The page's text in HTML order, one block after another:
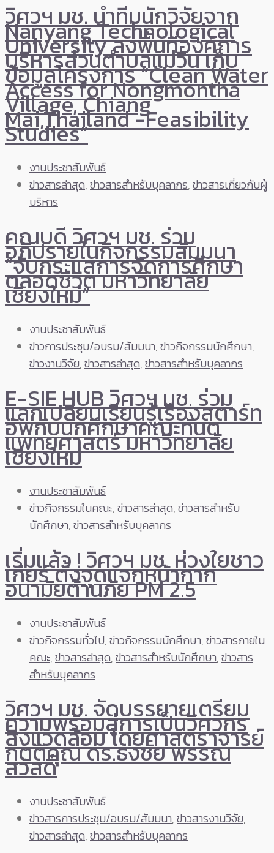
วิศวฯ มช. นำทีมนักวิจัยจาก
Nanyang Technological
University ลงพื้นที่องค์การ
บริหารส่วนตำบลแม่วิน เก็บ
ข้อมูลโครงการ “Clean Water
Access for Nongmontha
Village, Chiang
Mai,Thailand -Feasibility
Studies”
งานประชาสัมพันธ์
ข่าวสารล่าสุด,ข่าวสารสำหรับบุคลากร,ข่าวสารเกี่ยวกับผู้
บริหาร
คณบดี วิศวฯ มช. ร่วม
อภิปรายในกิจกรรมสัมมนา
“จับกระแสการจัดการศึกษา
ตลอดชีวิต มหาวิทยาลัย
เชียงใหม่”
งานประชาสัมพันธ์
ข่าวการประชุม/อบรม/สัมมนา,ข่าวกิจกรรมนักศึกษา,
ข่าวงานวิจัย,ข่าวสารล่าสุด,ข่าวสารสำหรับบุคลากร
E-SIE HUB วิศวฯ มช. ร่วม
แลกเปลี่ยนเรียนรู้เรื่องสตาร์ท
อัพกับนักศึกษาคณะทันต
แพทยศาสตร์ มหาวิทยาลัย
เชียงใหม่
งานประชาสัมพันธ์
ข่าวกิจกรรมในคณะ,ข่าวสารล่าสุด,ข่าวสารสำหรับ
นักศึกษา,ข่าวสารสำหรับบุคลากร
เริ่มแล้ว ! วิศวฯ มช. ห่วงใยชาว
เกียร์ ตั้งจุดแจกหน้ากาก
อนามัยต้านภัย PM 2.5
งานประชาสัมพันธ์
ข่าวกิจกรรมทั่วไป,ข่าวกิจกรรมนักศึกษา,ข่าวสารภายใน
คณะ,ข่าวสารล่าสุด,ข่าวสารสำหรับนักศึกษา,ข่าวสาร
สำหรับบุคลากร
วิศวฯ มช. จัดบรรยายเตรียม
ความพร้อมสู่การเป็นวิศวกร
สิ่งแวดล้อม โดยศาสตราจารย์
กิตติคุณ ดร.ธงชัย พรรณ
สวัสดิ์
งานประชาสัมพันธ์
ข่าวสารการประชุม/อบรม/สัมมนา,ข่าวสารงานวิจัย,
ข่าวสารล่าสุด,ข่าวสารสำหรับบุคลากร